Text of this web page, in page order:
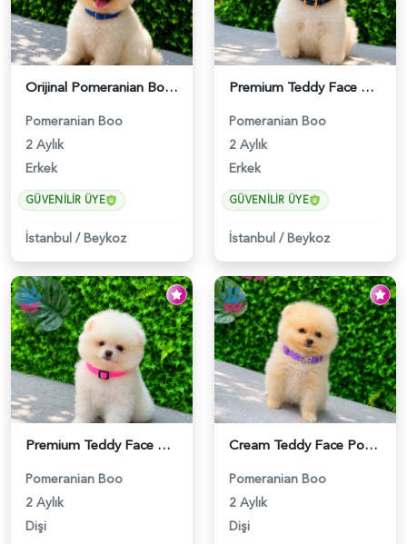
Orijinal Pomeranian Boo Yavrumuz Yeni Ailesini Bekliyor! - 5626
Pomeranian Boo
2 Aylık
Erkek
GÜVENILIR ÜYE
İstanbul /Beykoz
Premium Teddy Face Pomeranian Boo | Ruhsatlı Üretim | Sağlık Garantili - 5627
Pomeranian Boo
2 Aylık
Erkek
GÜVENILIR ÜYE
İstanbul /Beykoz
Premium Teddy Face Pomeranian Boo Dişi Yavrumuz Yeni Ailesini Bekliyor - 5628
Pomeranian Boo
2 Aylık
Dişi
Cream Teddy Face Pomeranian Boo Dişi | Ruhsatlı | Sağlık ve Irk Garantili - 5629
Pomeranian Boo
2 Aylık
Dişi